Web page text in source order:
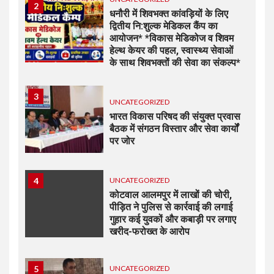
2
धनौरी में शिवभक्त कांवड़ियों के लिए
द्वितीय नि:शुल्क मेडिकल कैंप का
आयोजन* *विकास मेडिकोज व शिवम
हेल्थ केयर की पहल, स्वास्थ्य सेवाओं
के साथ शिवभक्तों की सेवा का संकल्प*
3
UNCATEGORIZED
भारत विकास परिषद की संयुक्त प्रवास
बैठक में संगठन विस्तार और सेवा कार्यों
पर जोर
4 UNCATEGORIZED
कोटवाल आलमपुर में लाखों की चोरी,
पीड़ित ने पुलिस से कार्रवाई की लगाई
गुहार कई युवकों और कबाड़ी पर लगाए
खरीद-फरोख्त के आरोप
5 UNCATEGORIZED